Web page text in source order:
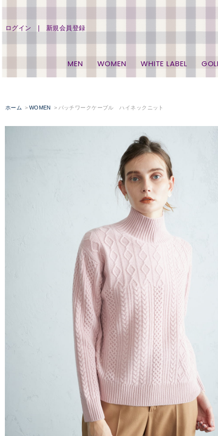
ログイン 新規会員登録
MEN WOMEN WHITE LABEL
ホーム WOMEN パッチワークケーブル ハイネックニット